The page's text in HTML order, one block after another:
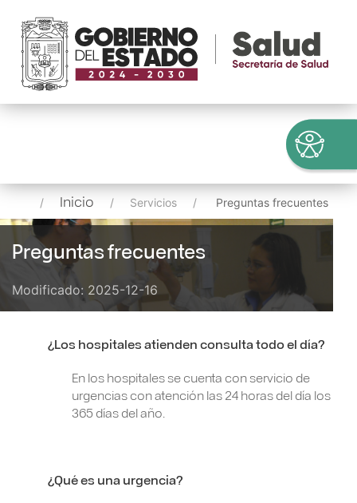
Inicio Servicios Preguntas frecuentes
Preguntas frecuentes
Modificado: 2025-12-16
¿Los hospitales atienden consulta todo el día?
En los hospitales se cuenta con servicio de
urgencias con atención las 24 horas del día los
365 días del año.
¿Qué es una urgencia?